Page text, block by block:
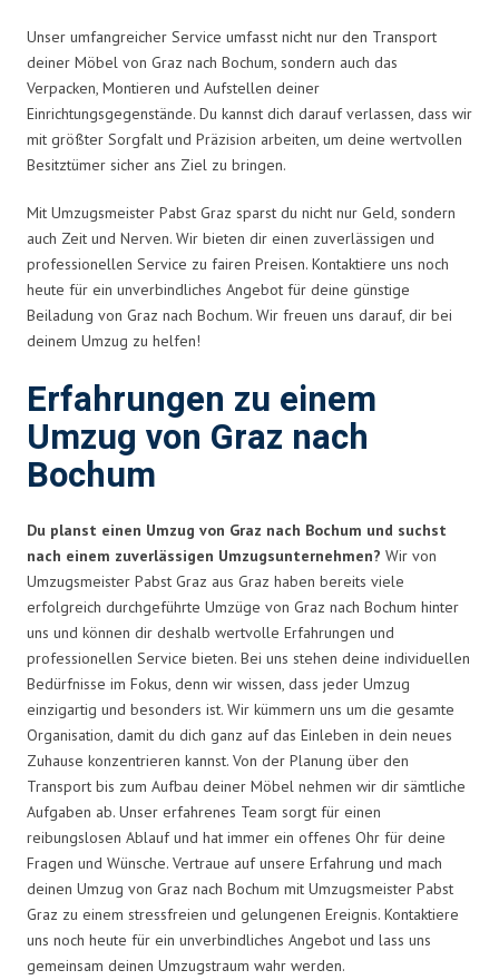
Unser umfangreicher Service umfasst nicht nur den Transport
deiner Möbel von Graz nach Bochum, sondern auch das
Verpacken, Montieren und Aufstellen deiner
Einrichtungsgegenstände. Du kannst dich darauf verlassen, dass wir
mit größter Sorgfalt und Präzision arbeiten, um deine wertvollen
Besitztümer sicher ans Ziel zu bringen.
Mit Umzugsmeister Pabst Graz sparst du nicht nur Geld, sondern
auch Zeit und Nerven. Wir bieten dir einen zuverlässigen und
professionellen Service zu fairen Preisen. Kontaktiere uns noch
heute für ein unverbindliches Angebot für deine günstige
Beiladung von Graz nach Bochum. Wir freuen uns darauf, dir bei
deinem Umzug zu helfen!
Erfahrungen zu einem
Umzug von Graz nach
Bochum
Du planst einen Umzug von Graz nach Bochum und suchst
nach einem zuverlässigen Umzugsunternehmen? Wir von
Umzugsmeister Pabst Graz aus Graz haben bereits viele
erfolgreich durchgeführte Umzüge von Graz nach Bochum hinter
uns und können dir deshalb wertvolle Erfahrungen und
professionellen Service bieten. Bei uns stehen deine individuellen
Bedürfnisse im Fokus, denn wir wissen, dass jeder Umzug
einzigartig und besonders ist. Wir kümmern uns um die gesamte
Organisation, damit du dich ganz auf das Einleben in dein neues
Zuhause konzentrieren kannst. Von der Planung über den
Transport bis zum Aufbau deiner Möbel nehmen wir dir sämtliche
Aufgaben ab. Unser erfahrenes Team sorgt für einen
reibungslosen Ablauf und hat immer ein offenes Ohr für deine
Fragen und Wünsche. Vertraue auf unsere Erfahrung und mach
deinen Umzug von Graz nach Bochum mit Umzugsmeister Pabst
Graz zu einem stressfreien und gelungenen Ereignis. Kontaktiere
uns noch heute für ein unverbindliches Angebot und lass uns
gemeinsam deinen Umzugstraum wahr werden.